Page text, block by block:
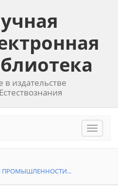
издательстве
Toggle
ПРОМЫШЛЕННОСТИ...